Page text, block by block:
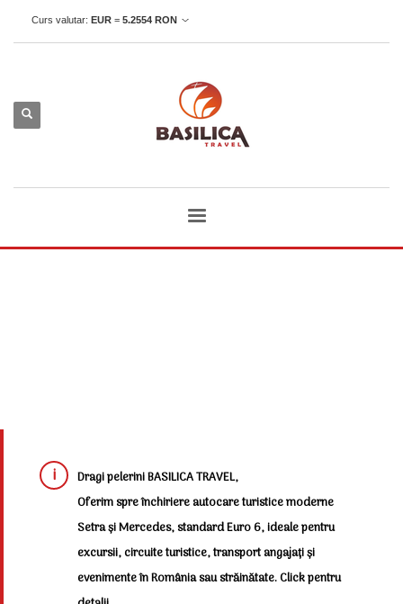
Curs valutar: EUR = 5.2554 RON
Dragi pelerini BASILICA TRAVEL,
Oferim spre închiriere autocare turistice moderne
Setra și Mercedes, standard Euro 6, ideale pentru
excursii, circuite turistice, transport angajați și
evenimente în România sau străinătate. Click pentru